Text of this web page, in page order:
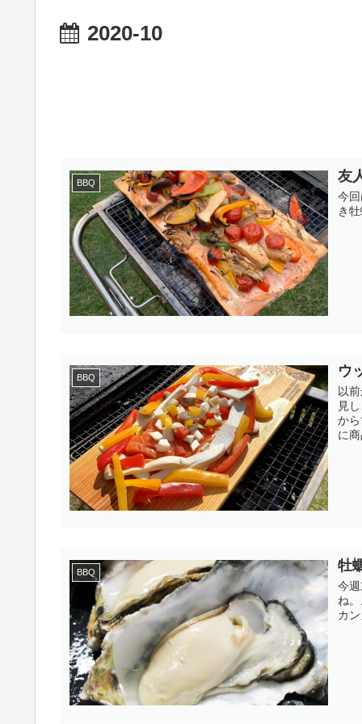
2020-10
BBQ 友
今
き
BBQ ウ
以
見
か
に
BBQ 牡
今
ね
カ